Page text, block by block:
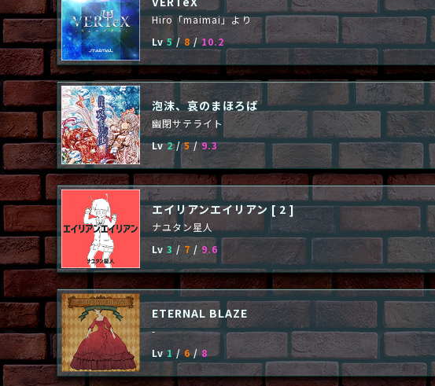
Hiro「maimai」より
Lv5/8/10.2
泡沫、哀のまほろば
幽閉サテライト
Lv2/5/9.3
エイリアンエイリアン [ 2 ]
ナユタン星人
Lv 3 / 7 /9.6
ETERNAL BLAZE
-
Lv1/6/8